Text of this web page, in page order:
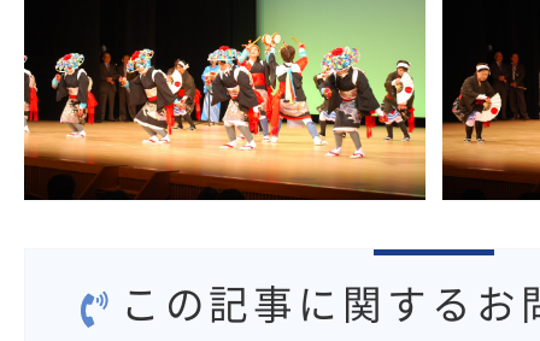
この記事に関するお